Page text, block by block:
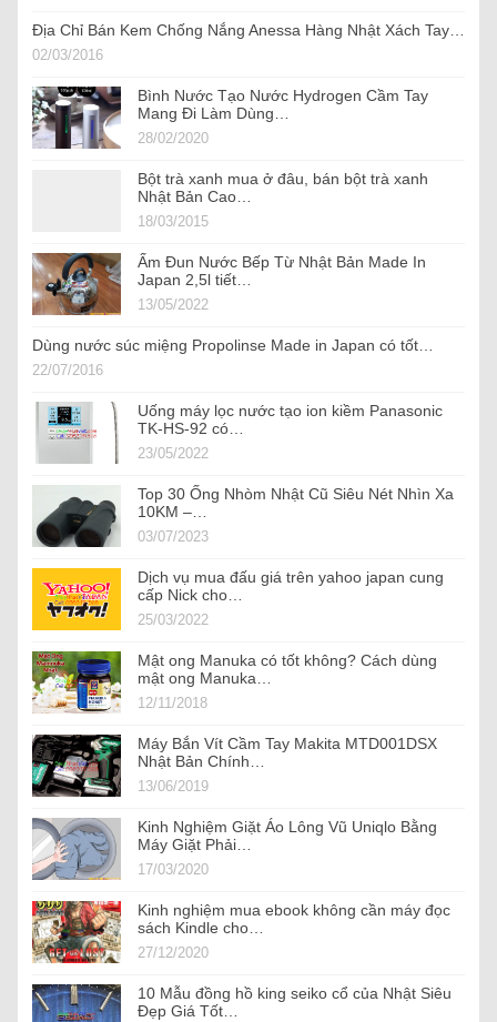
Địa Chỉ Bán Kem Chống Nắng Anessa Hàng Nhật Xách Tay…
02/03/2016
Bình Nước Tạo Nước Hydrogen Cầm Tay
Mang Đi Làm Dùng…
28/02/2020
Bột trà xanh mua ở đâu, bán bột trà xanh
Nhật Bản Cao…
18/03/2015
Ấm Đun Nước Bếp Từ Nhật Bản Made In
Japan 2,5l tiết…
13/05/2022
Dùng nước súc miệng Propolinse Made in Japan có tốt…
22/07/2016
Uống máy lọc nước tạo ion kiềm Panasonic
TK-HS-92 có…
23/05/2022
Top 30 Ống Nhòm Nhật Cũ Siêu Nét Nhìn Xa
10KM –…
03/07/2023
Dịch vụ mua đấu giá trên yahoo japan cung
cấp Nick cho…
25/03/2022
Mật ong Manuka có tốt không? Cách dùng
mật ong Manuka…
12/11/2018
Máy Bắn Vít Cầm Tay Makita MTD001DSX
Nhật Bản Chính…
13/06/2019
Kinh Nghiệm Giặt Áo Lông Vũ Uniqlo Bằng
Máy Giặt Phải…
17/03/2020
Kinh nghiệm mua ebook không cần máy đọc
sách Kindle cho…
27/12/2020
10 Mẫu đồng hồ king seiko cổ của Nhật Siêu
Đẹp Giá Tốt…